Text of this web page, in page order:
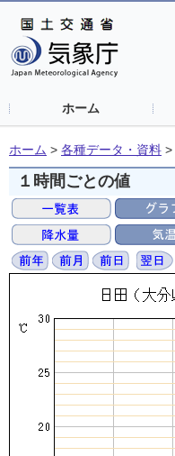
ホーム
ホーム > 各種データ・資料 >
１時間ごとの値